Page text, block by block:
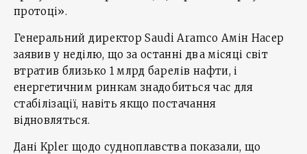
протоці».
Генеральний директор Saudi Aramco Амін Насер
заявив у неділю, що за останні два місяці світ
втратив близько 1 млрд барелів нафти, і
енергетичним ринкам знадобиться час для
стабілізації, навіть якщо постачання
відновляться.
Дані Kpler щодо судноплавства показали, що